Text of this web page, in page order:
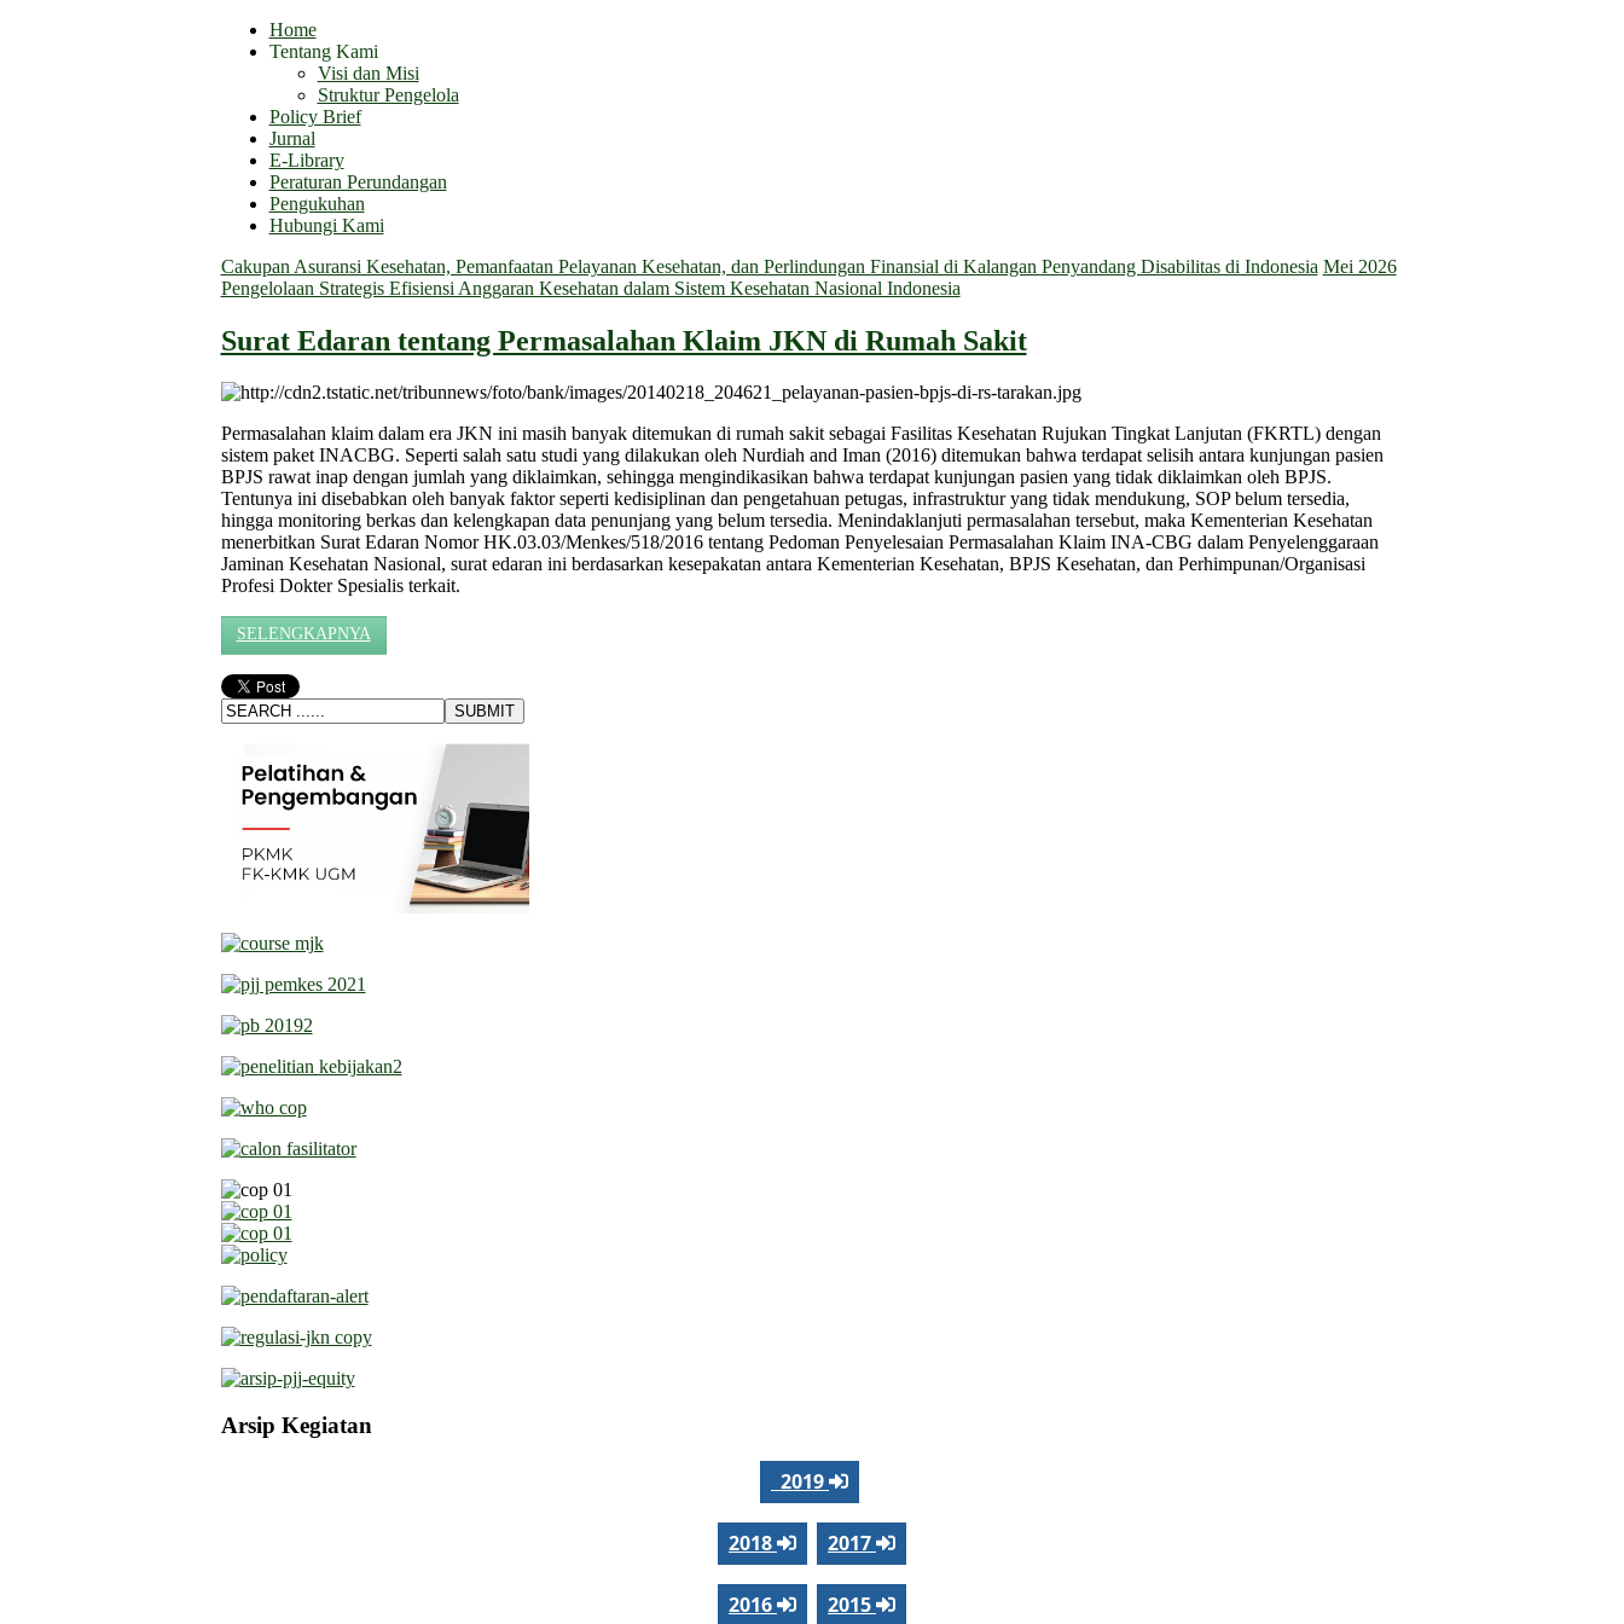
Home
Tentang Kami
Visi dan Misi
Struktur Pengelola
Policy Brief
Jurnal
E-Library
Peraturan Perundangan
Pengukuhan
Hubungi Kami
Cakupan Asuransi Kesehatan, Pemanfaatan Pelayanan Kesehatan, dan Perlindungan Finansial di Kalangan Penyandang Disabilitas di Indonesia Mei 2026
Pengelolaan Strategis Efisiensi Anggaran Kesehatan dalam Sistem Kesehatan Nasional Indonesia
Surat Edaran tentang Permasalahan Klaim JKN di Rumah Sakit
Permasalahan klaim dalam era JKN ini masih banyak ditemukan di rumah sakit sebagai Fasilitas Kesehatan Rujukan Tingkat Lanjutan (FKRTL) dengan
sistem paket INACBG. Seperti salah satu studi yang dilakukan oleh Nurdiah and Iman (2016)ditemukan bahwa terdapat selisih antara kunjungan pasien
BPJS rawat inap dengan jumlah yang diklaimkan, sehingga mengindikasikan bahwa terdapat kunjungan pasien yang tidak diklaimkan oleh BPJS.
Tentunya ini disebabkan oleh banyak faktor seperti kedisiplinan dan pengetahuan petugas, infrastruktur yang tidak mendukung, SOP belum tersedia,
hingga monitoring berkas dan kelengkapan data penunjang yang belum tersedia. Menindaklanjuti permasalahan tersebut, maka Kementerian Kesehatan
menerbitkan Surat Edaran Nomor HK.03.03/Menkes/518/2016 tentang Pedoman Penyelesaian Permasalahan Klaim INA-CBG dalam Penyelenggaraan
Jaminan Kesehatan Nasional, surat edaran ini berdasarkan kesepakatan antara Kementerian Kesehatan, BPJS Kesehatan, dan Perhimpunan/Organisasi
Profesi Dokter Spesialis terkait.
SELENGKAPNYA
Arsip Kegiatan
2019
2018 2017
2016 2015